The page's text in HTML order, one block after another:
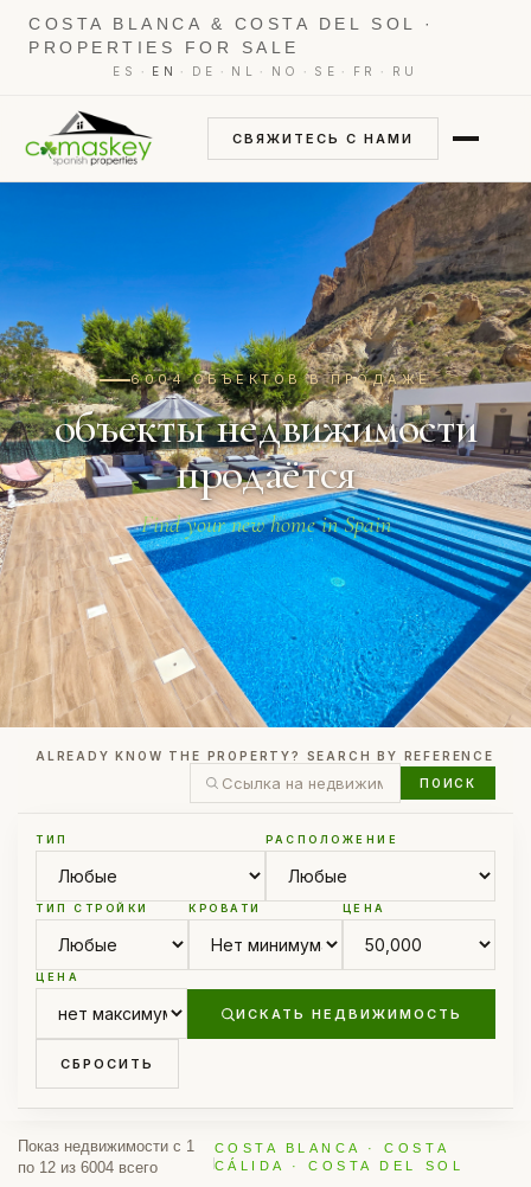
COSTA BLANCA & COSTA DEL SOL ·
PROPERTIES FOR SALE
ES · EN · DE · NL · NO · SE · FR · RU
СВЯЖИТЕСЬ С НАМИ
6004 ОБЪЕКТОВ В ПРОДАЖЕ
объекты недвижимости
продаётся
Find your new home in Spain
ALREADY KNOW THE PROPERTY? SEARCH BY REFERENCE
ПОИСК
ТИП РАСПОЛОЖЕНИЕ
ТИП СТРОЙКИ КРОВАТИ ЦЕНА
ЦЕНА
ИСКАТЬ НЕДВИЖИМОСТЬ
СБРОСИТЬ
Показ недвижимости с 1
по 12 из 6004 всего
COSTA BLANCA · COSTA
CÁLIDA · COSTA DEL SOL